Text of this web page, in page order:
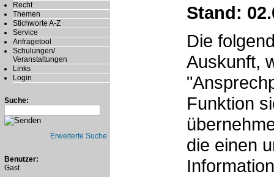
Recht
Themen
Stichworte A-Z
Service
Anfragetool
Schulungen/
Veranstaltungen
Links
Login
Suche:
Erweiterte Suche
Benutzer:
Gast
Stand:
Die
Auskunft,
Funktion
die einen